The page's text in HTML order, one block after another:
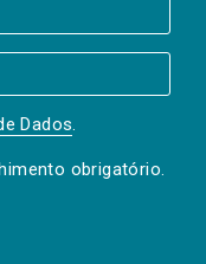
Dados.
obrigatório.